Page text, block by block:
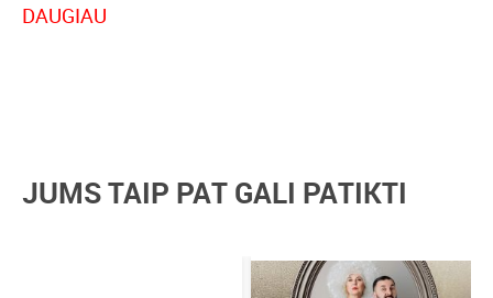
Vingio parke – tik keli, tačiau iškalbingi faktai apie vieną
DAUGIAU
JUMS TAIP PAT GALI PATIKTI